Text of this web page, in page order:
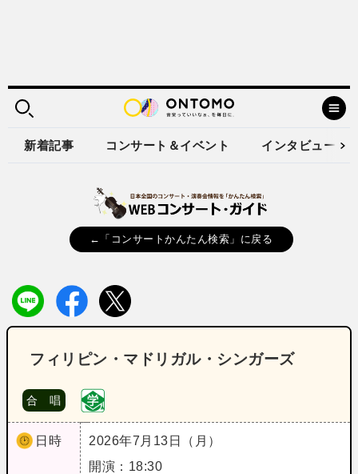
新着記事 コンサート＆イベント インタビュー
←「コンサートかんたん検索」に戻る
フィリピン・マドリガル・シンガーズ
合 唱
日時
2026年7月13日（月）
開演：18:30